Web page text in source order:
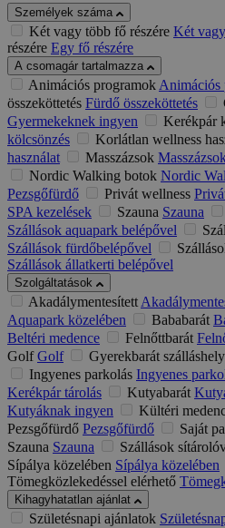
Személyek száma
Két vagy több fő részére Két
részére Egy fő részére
A csomagár tartalmazza
Animációs programokAnimációs
összeköttetés Fürdő összeköttetés
Gyermekeknek ingyen
Kerékpár
kölcsönzés
Korlátlan wellness
használat
Masszázsok
Nordic Walking botok Nordic
Pezsgőfürdő
Privát wellness
SPA kezelések
Szauna Szauna
Szállások aquapark belépővel
Szállások fürdőbelépővel
Szállások állatkerti belépővel
Szolgáltatások
Akadálymentesített
Aquapark közelében
Bababarát
Beltéri medence
Felnőttbarát
Golf Golf Gyerekbarát
Ingyenes parkolás Ingyenes
Kerékpár tárolás
Kutyabarát
Kutyáknak ingyen
Kültéri
Pezsgőfürdő Pezsgőfürdő Saját
Szauna Szauna Szállások
Sípálya közelében Sípálya közelében
Tömegközlekedéssel elérhető
Kihagyhatatlan ajánlat
Születésnapi ajánlatok